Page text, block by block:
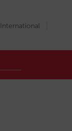
International